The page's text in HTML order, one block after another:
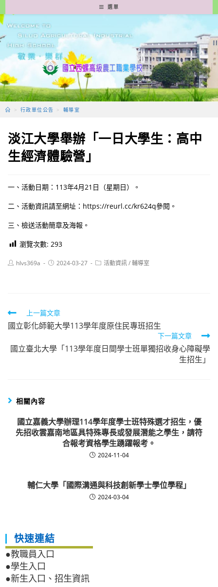
轉
至
要
容
選單
> 行政單位公告 > 輔導室
淡江大學舉辦「一日大學生：高中
生經濟體驗營」
一、活動日期：113年4月21日（星期日）。
二、活動資訊請至網址：https://reurl.cc/kr624q參閱。
三、檢送活動簡章及海報。
瀏覽次數: 293
Posthlvs369a
Post2024-03-27
Post活動資訊/輔導室
Read
more
articles
上一篇文章
國立彰化師範大學113學年度原住民專班招生
下一篇文章
國立臺北大學「113學年度日間學士班單獨招收身心障礙學
生招生」
相關內容
國立嘉義大學辦理114學年度學士班特殊選才招生，優
先招收雲嘉南地區具特殊專長或發展潛能之學生，請符
合報考資格學生踴躍報考。
2024-11-04
輔仁大學「國際溝通與科技創新學士學位學程」
2024-03-04
快速連結
●教職員入口
●學生入口
●新生入口、招生資訊